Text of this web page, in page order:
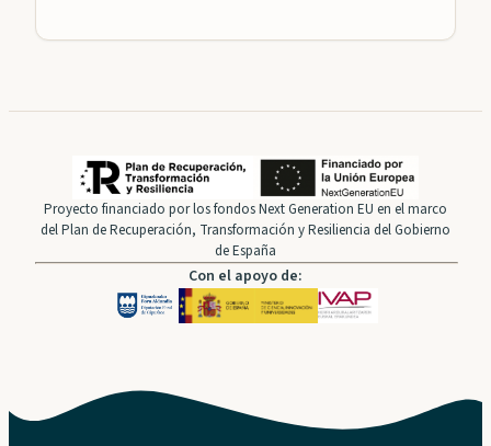
Proyecto financiado por los fondos Next Generation EU en el marco
del Plan de Recuperación, Transformación y Resiliencia del Gobierno
de España
Con el apoyo de: